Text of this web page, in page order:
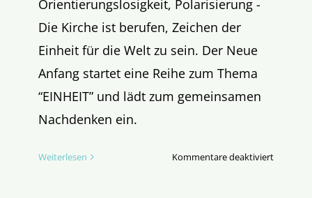
Orientierungslosigkeit, Polarisierung -
Die Kirche ist berufen, Zeichen der
Einheit für die Welt zu sein. Der Neue
Anfang startet eine Reihe zum Thema
“EINHEIT” und lädt zum gemeinsamen
Nachdenken ein.
Weiterlesen Kommentare deaktiviertfür